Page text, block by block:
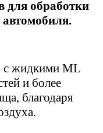
для обработки
с жидкими ML
и более
благодаря